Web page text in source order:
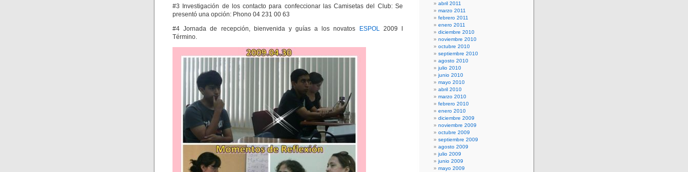
#3 Investigación de los contacto para confeccionar las Camisetas del Club: Se
presentó una opción: Phono 04 231 00 63
#4 Jornada de recepción, bienvenida y guías a los novatos
ESPOL2009 I
Término.
abril 2011
marzo 2011
febrero 2011
enero 2011
diciembre 2010
noviembre 2010
octubre 2010
septiembre 2010
agosto 2010
julio 2010
junio 2010
mayo 2010
abril 2010
marzo 2010
febrero 2010
enero 2010
diciembre 2009
noviembre 2009
octubre 2009
septiembre 2009
agosto 2009
julio 2009
junio 2009
mayo 2009